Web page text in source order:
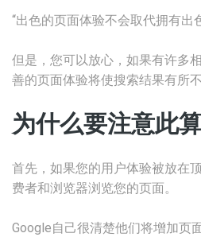
“出色的页面体验不会取代拥有出
但是，您可以放心，如果有许多
善的页面体验将使搜索结果有所不
为什么要注意此
首先，如果您的用户体验被放在
费者和浏览器浏览您的页面。
Google自己很清楚他们将增加页